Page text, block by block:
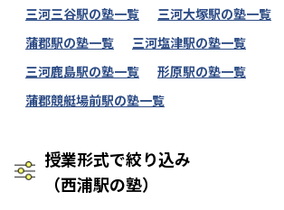
三河三谷駅の塾一覧
三河大塚駅の塾一覧
蒲郡駅の塾一覧
三河塩津駅の塾一覧
三河鹿島駅の塾一覧
形原駅の塾一覧
蒲郡競艇場前駅の塾一覧
授業形式で絞り込み
（西浦駅の塾）